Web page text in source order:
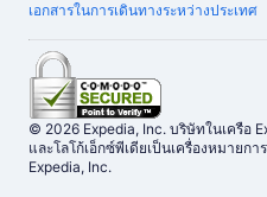
เอกสารในการเดินทางระหว่างประเทศ
© 2026 Expedia, Inc. บริษัทในเครือ
และโลโก้เอ็กซ์พีเดียเป็นเครื่องหมายก
Expedia, Inc.